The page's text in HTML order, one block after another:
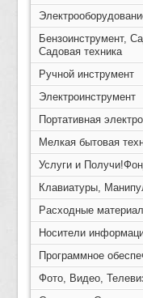
Бензоинструмент,
Садовая техника
Ручной инструмент
Электроинструмент
Портативная
Мелкая бытовая
Услуги и
Клавиатуры,
Расходные
Носители
Программное
Фото, Видео,